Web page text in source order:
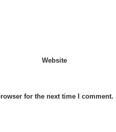
Website
for the next time I comment.